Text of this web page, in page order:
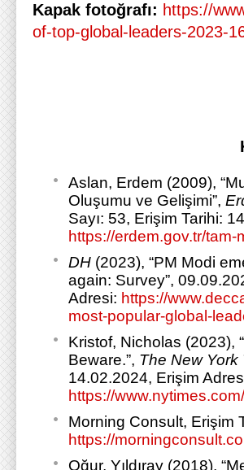
Kapak fotoğrafı: https://
of-top-global-leaders-2023-
Aslan, Erdem (2009),
Oluşumu ve Gelişimi”,
Sayı: 53, Erişim Tarihi:
https://erdem.gov.tr/tam-
DH (2023), “PM Modi
again: Survey”,
Adresi: https://
most-popular-global-
Kristof, Nicholas (2023),
Beware.”, The New York
14.02.2024, Erişim
https://
Morning Consult, Erişim
https://
Oğur, Yıldıray (2018),